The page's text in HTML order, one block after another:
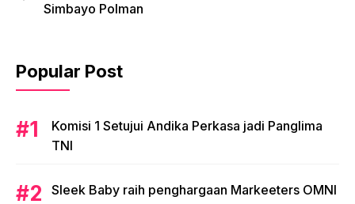
Simbayo Polman
Popular Post
Komisi 1 Setujui Andika Perkasa jadi Panglima
TNI
Sleek Baby raih penghargaan Markeeters OMNI